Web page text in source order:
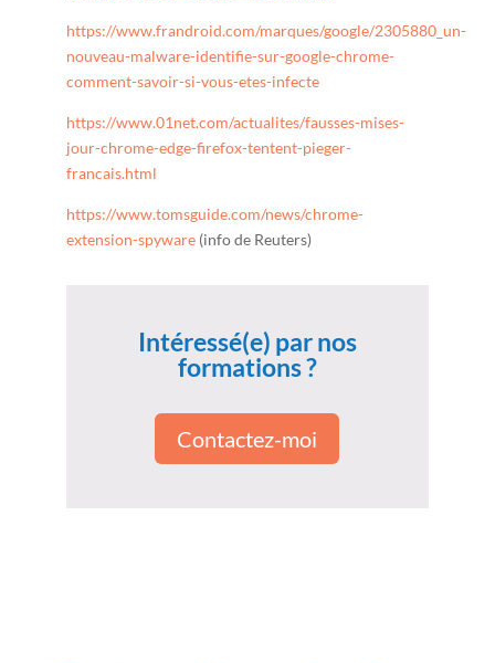
https://www.frandroid.com/marques/google/2305880_un-
nouveau-malware-identifie-sur-google-chrome-
comment-savoir-si-vous-etes-infecte
https://www.01net.com/actualites/fausses-mises-
jour-chrome-edge-firefox-tentent-pieger-
francais.html
https://www.tomsguide.com/news/chrome-
extension-spyware(info de Reuters)
Intéressé(e) par nos
formations ?
Contactez-moi